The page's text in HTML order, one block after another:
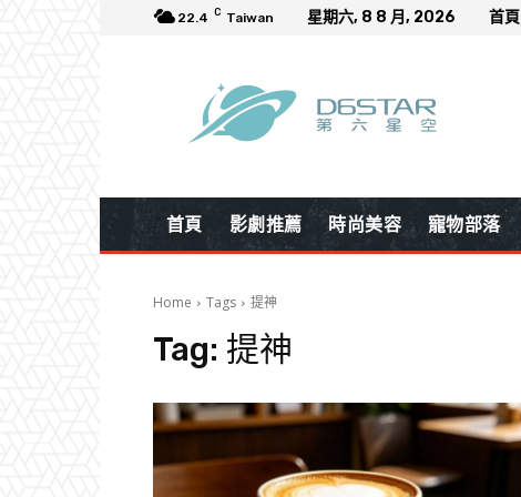
22.4 C Taiwan 星期六, 8 8 月, 2026 首頁
首頁 影劇推薦 時尚美容 寵物部落
Home Tags 提神
Tag: 提神